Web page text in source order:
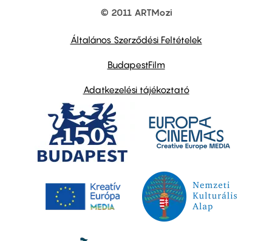
© 2011 ARTMozi
Általános Szerződési Feltételek
BudapestFilm
Adatkezelési tájékoztató